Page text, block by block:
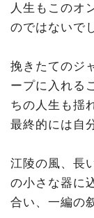
人生もこのオ
のではないで
挽きたてのジ
ープに入れる
ちの人生も揺
最終的には自
江陵の風、長
の小さな器に
合い、一編の